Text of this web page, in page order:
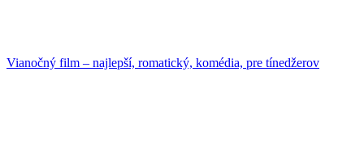
Vianočný film – najlepší, romatický, komédia, pre tínedžerov